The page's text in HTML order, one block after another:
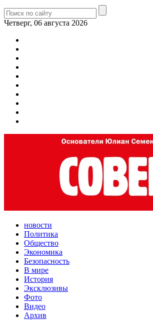
Четверг, 06 августа 2026
новости
Политика
Общество
Экономика
Безопасность
В мире
История
Эксклюзивы
Фото
Видео
Архив